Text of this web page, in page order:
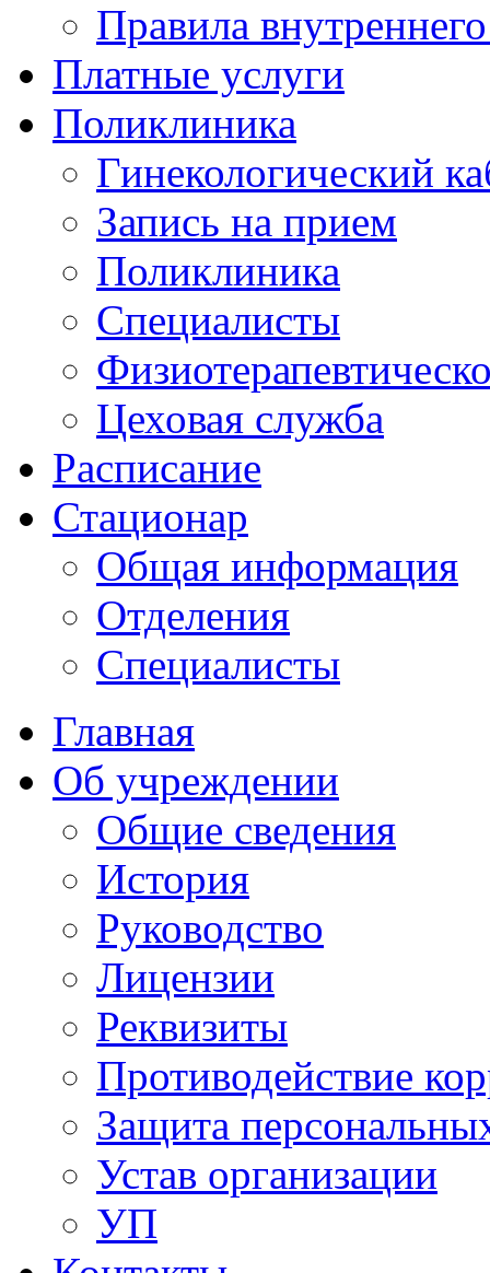
Правила
Платные услуги
Поликлиника
Гинекологический
Запись на прием
Поликлиника
Специалисты
Цеховая служба
Расписание
Стационар
Общая информация
Отделения
Специалисты
Главная
Об учреждении
Общие сведения
История
Руководство
Лицензии
Реквизиты
Противодействие
Защита
Устав организации
УП